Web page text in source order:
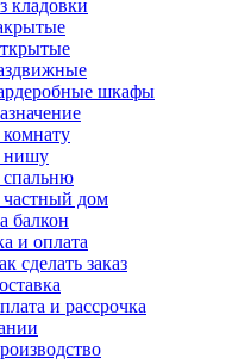
кладовки
шкафы
дом
балкон
и оплата
сделать заказ
и рассрочка